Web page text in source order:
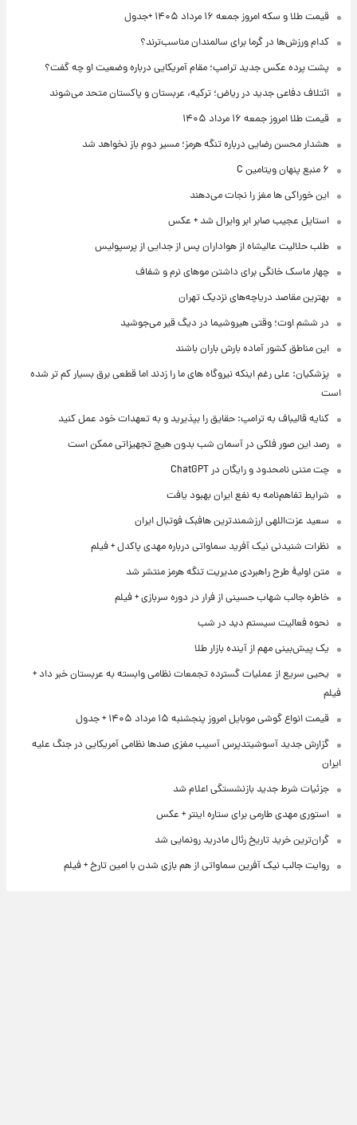
قیمت طلا و سکه امروز جمعه ۱۶ مرداد ۱۴۰۵ +جدول
کدام ورزش‌ها در گرما برای سالمندان مناسب‌ترند؟
پشت پرده عکس جدید ترامپ؛ مقام آمریکایی درباره وضعیت او چه گفت؟
ائتلاف دفاعی جدید در ریاض؛ ترکیه، عربستان و پاکستان متحد می‌شوند
قیمت طلا امروز جمعه ۱۶ مرداد ۱۴۰۵
هشدار محسن رضایی درباره تنگه هرمز؛ مسیر دوم باز نخواهد شد
۶ منبع پنهان ویتامین C
این خوراکی ها مغز را نجات می‌دهند
استایل عجیب صابر ابر وایرال شد + عکس
طلب حلالیت عالیشاه از هواداران پس از جدایی از پرسپولیس
چهار ماسک خانگی برای داشتن موهای نرم و شفاف
بهترین مقاصد دریاچه‌های نزدیک تهران
در ششم اوت؛ وقتی هیروشیما در دیگ قیر می‌جوشید
این مناطق کشور آماده بارش باران باشند
پزشکیان: علی رغم اینکه نیروگاه های ما را زدند اما قطعی برق بسیار کم تر شده
است
کنایه قالیباف به ترامپ: حقایق را بپذیرید و به تعهدات خود عمل کنید
رصد این صور فلکی در آسمان شب بدون هیچ تجهیزاتی ممکن است
چت متنی نامحدود و رایگان در ChatGPT
شرایط تفاهم‌نامه به نفع ایران بهبود یافت
سعید عزت‌اللهی ارزشمندترین هافبک فوتبال ایران
نظرات شنیدنی نیک آفرید سماواتی درباره مهدی پاکدل + فیلم
متن اولیۀ طرح راهبردی مدیریت تنگه هرمز منتشر شد
خاطره جالب شهاب حسینی از فرار در دوره سربازی + فیلم
نحوه فعالیت سیستم دید در شب
یک پیش‌بینی مهم از آینده بازار طلا
یحیی سریع از عملیات گسترده تجمعات نظامی وابسته به عربستان خبر داد +
فیلم
قیمت انواع گوشی موبایل امروز پنجشنبه ۱۵ مرداد ۱۴۰۵ + جدول
گزارش جدید آسوشیتدپرس آسیب مغزی صدها نظامی آمریکایی در جنگ علیه
ایران
جزئیات شرط جدید بازنشستگی اعلام شد
استوری مهدی طارمی برای ستاره اینتر + عکس
گران‌ترین خرید تاریخ رئال مادرید رونمایی شد
روایت جالب نیک آفرین سماواتی از هم بازی شدن با امین تارخ + فیلم